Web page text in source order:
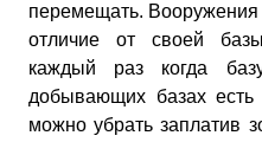
перемещать.
отличие от своей
каждый раз когда
добывающих базах
можно убрать заплатив